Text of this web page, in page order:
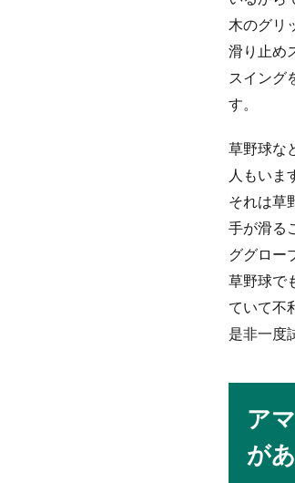
木のグリ
滑り止め
スイング
す。
草野球な
人もいま
それは草
手が滑る
ググロー
草野球で
ていて不
是非一度
ア
が